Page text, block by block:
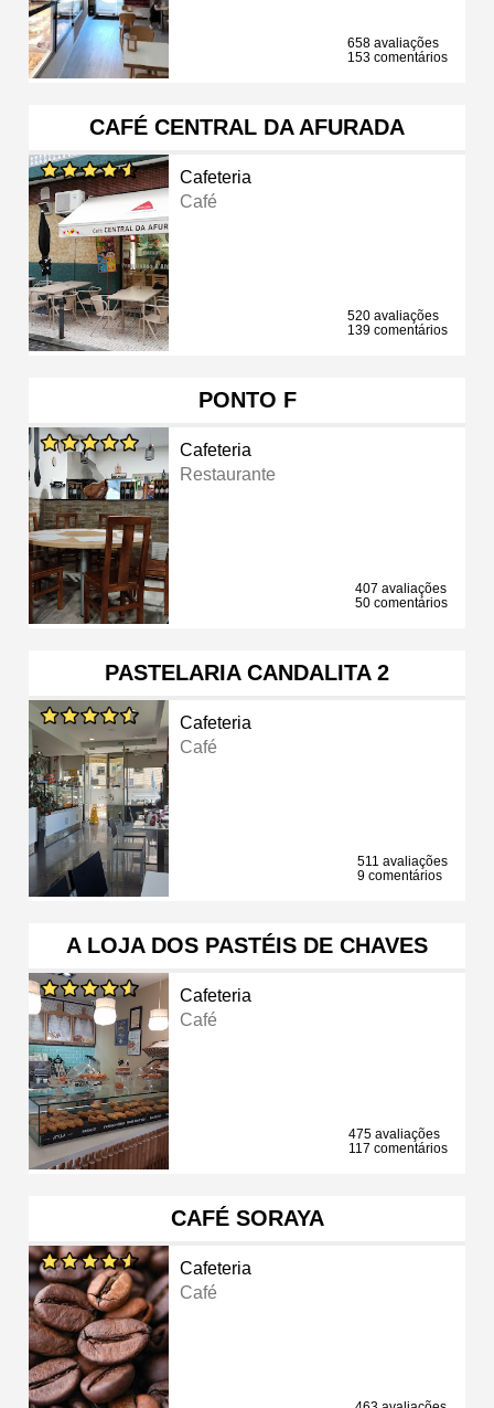
658 avaliações
153 comentários
CAFÉ CENTRAL DA AFURADA
Cafeteria
Café
520 avaliações
139 comentários
PONTO F
Cafeteria
Restaurante
407 avaliações
50 comentários
PASTELARIA CANDALITA 2
Cafeteria
Café
511 avaliações
9 comentários
A LOJA DOS PASTÉIS DE CHAVES
Cafeteria
Café
475 avaliações
117 comentários
CAFÉ SORAYA
Cafeteria
Café